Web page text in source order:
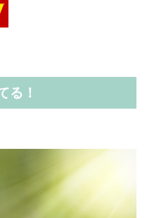
る！